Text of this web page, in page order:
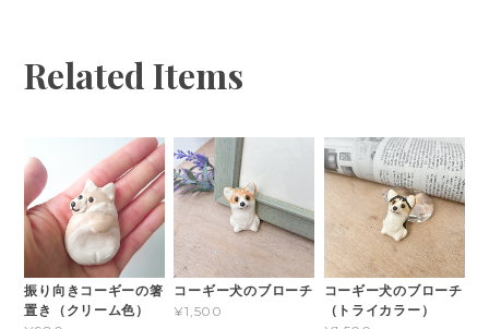
Related Items
振り向きコーギーの箸
置き（クリーム色）
コーギー犬のブローチ
¥1,500
コーギー犬のブローチ
（トライカラー）